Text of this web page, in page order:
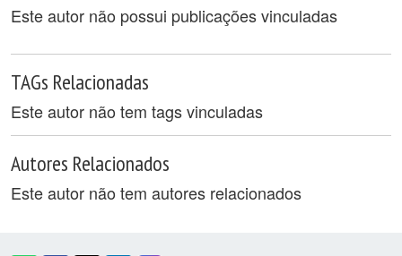
Este autor não possui publicações vinculadas
TAGs Relacionadas
Este autor não tem tags vinculadas
Autores Relacionados
Este autor não tem autores relacionados